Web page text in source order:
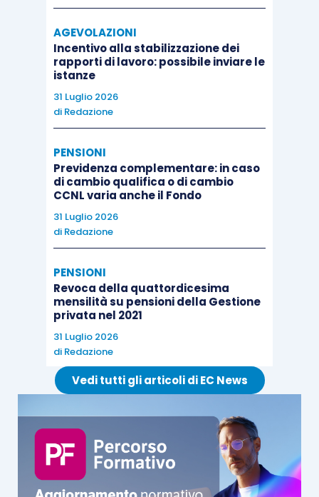
AGEVOLAZIONI
Incentivo alla stabilizzazione dei
rapporti di lavoro: possibile inviare le
istanze
31 Luglio 2026
di Redazione
PENSIONI
Previdenza complementare: in caso
di cambio qualifica o di cambio
CCNL varia anche il Fondo
31 Luglio 2026
di Redazione
PENSIONI
Revoca della quattordicesima
mensilità su pensioni della Gestione
privata nel 2021
31 Luglio 2026
di Redazione
Vedi tutti gli articoli di EC News